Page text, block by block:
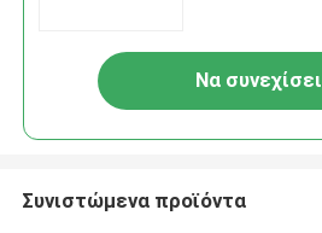
Να συνεχίσει
Συνιστώμενα προϊόντα